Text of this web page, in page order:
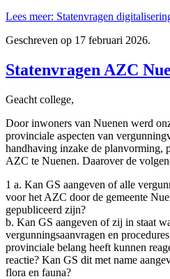
Lees meer: Statenvragen
Geschreven op 17 februari 2026.
Statenvragen AZC
Geacht college,
Door inwoners van Nuenen werd
provinciale aspecten van
handhaving inzake de planvorming,
AZC te Nuenen. Daarover de
1 a. Kan GS aangeven of alle
voor het AZC door de gemeente
gepubliceerd zijn?
b. Kan GS aangeven of zij in staat
vergunningsaanvragen en
provinciale belang heeft kunnen
reactie? Kan GS dit met name
flora en fauna?